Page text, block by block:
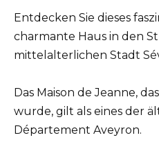
Entdecken Sie dieses
charmante Haus in den
mittelalterlichen Stadt
Das Maison de Jeanne,
wurde, gilt als eines der
Département Aveyron.